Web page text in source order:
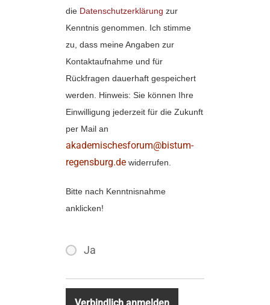
Ja
die Datenschutzerklärung zur
Kenntnis genommen. Ich stimme
zu, dass meine Angaben zur
Kontaktaufnahme und für
Rückfragen dauerhaft gespeichert
werden. Hinweis: Sie können Ihre
Einwilligung jederzeit für die Zukunft
per Mail an
akademischesforum@bistum-
regensburg.de widerrufen.
Bitte nach Kenntnisnahme
anklicken!